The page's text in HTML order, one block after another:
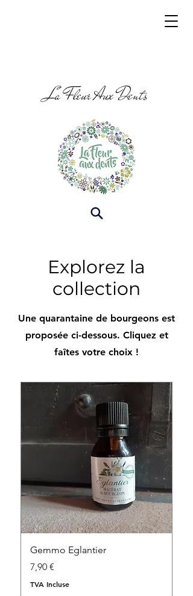
La Fleur Aux Dents
Explorez la
collection
Une quarantaine de bourgeons est
proposée ci-dessous. Cliquez et
faîtes votre choix !
Gemmo Eglantier
Prix
7,90 €
TVA Incluse